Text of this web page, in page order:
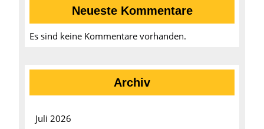
Neueste Kommentare
Es sind keine Kommentare vorhanden.
Archiv
Juli 2026